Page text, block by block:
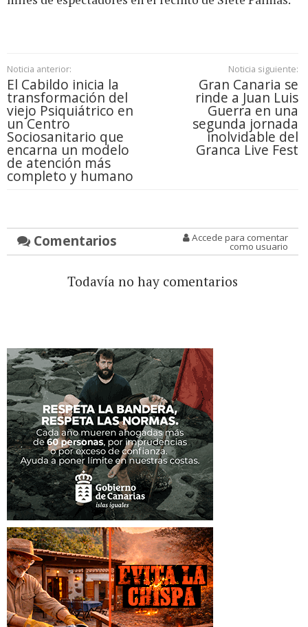
Noticia anterior:
El Cabildo inicia la
transformación del
viejo Psiquiátrico en
un Centro
Sociosanitario que
encarna un modelo
de atención más
completo y humano
Noticia siguiente:
Gran Canaria se
rinde a Juan Luis
Guerra en una
segunda jornada
inolvidable del
Granca Live Fest
Comentarios Accede para comentar
como usuario
Todavía no hay comentarios